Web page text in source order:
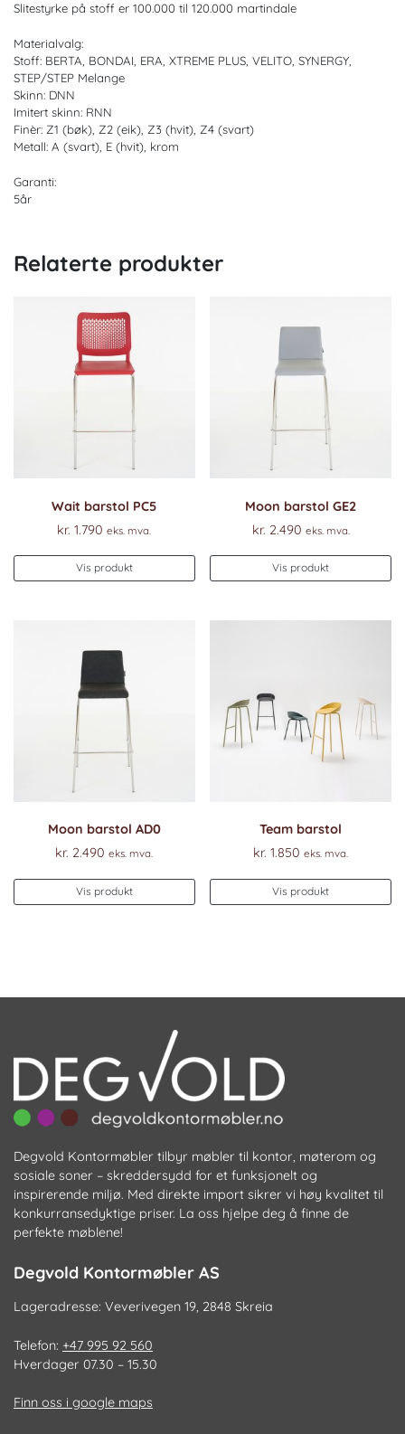
Slitestyrke på stoff er 100.000 til 120.000 martindale
Materialvalg:
Stoff: BERTA, BONDAI, ERA, XTREME PLUS, VELITO, SYNERGY,
STEP/STEP Melange
Skinn: DNN
Imitert skinn: RNN
Finèr: Z1 (bøk), Z2 (eik), Z3 (hvit), Z4 (svart)
Metall: A (svart), E (hvit), krom
Garanti:
5år
Relaterte produkter
Wait barstol PC5
kr. 1.790 eks. mva.
Vis produkt
Moon barstol GE2
kr. 2.490 eks. mva.
Vis produkt
Moon barstol AD0
kr. 2.490 eks. mva.
Vis produkt
Team barstol
kr. 1.850 eks. mva.
Vis produkt
Degvold Kontormøbler tilbyr møbler til kontor, møterom og
sosiale soner – skreddersydd for et funksjonelt og
inspirerende miljø. Med direkte import sikrer vi høy kvalitet til
konkurransedyktige priser. La oss hjelpe deg å finne de
perfekte møblene!
Degvold Kontormøbler AS
Lageradresse: Veverivegen 19, 2848 Skreia
Telefon: +47 995 92 560
Hverdager 07.30 – 15.30
Finn oss i google maps